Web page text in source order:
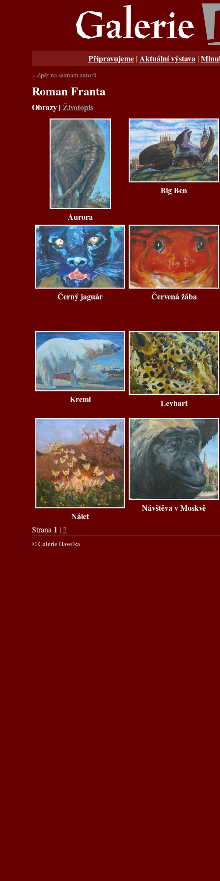
Připravujeme|Aktuální výstava |
« Zpět na seznam autorů
Roman Franta
Obrazy | Životopis
Aurora
Big Ben
Černý jaguár Červená žába
Kreml Levhart
Nálet
Návštěva v Moskvě
Strana 1 |2
© Galerie Havelka